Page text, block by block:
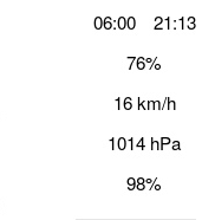
06:00
21:13
76%
16 km/h
1014 hPa
98%